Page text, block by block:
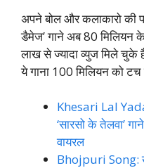
अपने बोल और कलाकारो की
डैमेज’ गाने अब 80 मिलियन
लाख से ज्यादा व्युज मिले चुके
ये गाना 100 मिलियन को
Khesari Lal
‘सारसो के तेलवा’
वायरल
Bhojpuri Song: